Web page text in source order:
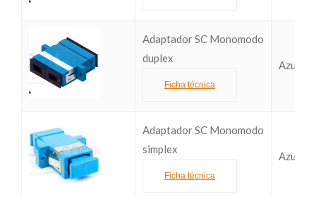
Adaptador SC Monomodo
duplex
Ficha técnica
Azul
Adaptador SC Monomodo
simplex
Ficha técnica
Azul